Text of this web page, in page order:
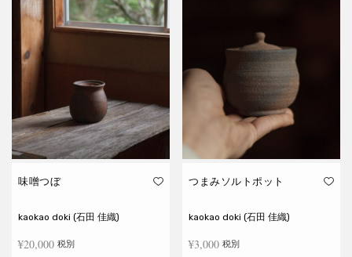
味噌つぼ
kaokao doki (石田 佳織)
¥20,000 税別
つまみソルトポット
kaokao doki (石田 佳織)
¥3,000 税別